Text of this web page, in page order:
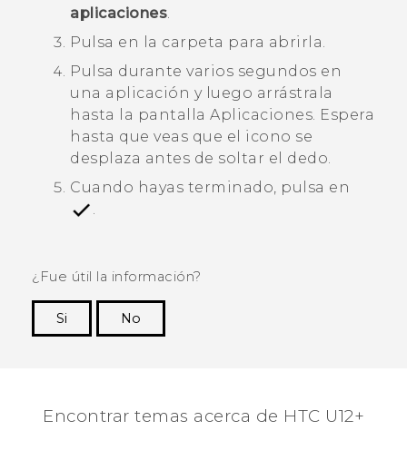
aplicaciones
Pulsa en la carpeta para abrirla.
Pulsa durante varios segundos en
una aplicación y luego arrástrala
hasta la pantalla Aplicaciones Espera
hasta que veas que el icono se
desplaza antes de soltar el dedo.
Cuando hayas terminado, pulsa en
¿Fue útil la información?
Si
No
Encontrar temas acerca de HTC U12+